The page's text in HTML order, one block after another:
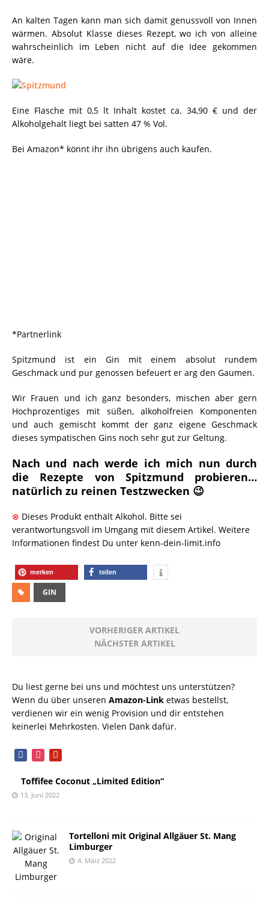
An kalten Tagen kann man sich damit genussvoll von Innen
wärmen. Absolut Klasse dieses Rezept, wo ich von alleine
wahrscheinlich im Leben nicht auf die Idee gekommen
wäre.
Eine Flasche mit 0,5 lt Inhalt kostet ca. 34,90 € und der
Alkoholgehalt liegt bei satten 47 % Vol.
Bei Amazon* könnt ihr ihn übrigens auch kaufen.
*Partnerlink
Spitzmund ist ein Gin mit einem absolut rundem
Geschmack und pur genossen befeuert er arg den Gaumen.
Wir Frauen und ich ganz besonders, mischen aber gern
Hochprozentiges mit süßen, alkoholfreien Komponenten
und auch gemischt kommt der ganz eigene Geschmack
dieses sympatischen Gins noch sehr gut zur Geltung.
Nach und nach werde ich mich nun durch
die Rezepte von Spitzmund probieren…
natürlich zu reinen Testzwecken 😉
⊗ Dieses Produkt enthält Alkohol. Bitte sei
verantwortungsvoll im Umgang mit diesem Artikel. Weitere
Informationen findest Du unter kenn-dein-limit.info
merken teilen
GIN
VORHERIGER ARTIKEL
NÄCHSTER ARTIKEL
Du liest gerne bei uns und möchtest uns unterstützen?
Wenn du über unseren Amazon-Link etwas bestellst,
verdienen wir ein wenig Provision und dir entstehen
keinerlei Mehrkosten. Vielen Dank dafür.
facebookinstagram
pinterest
Toffifee Coconut „Limited Edition“
13. Juni 2022
Tortelloni mit Original Allgäuer St. Mang
Limburger
4. März 2022